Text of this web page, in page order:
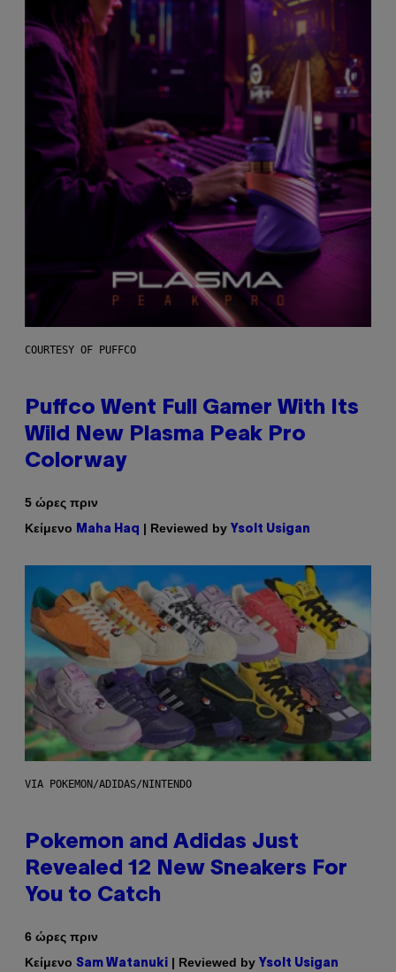
COURTESY OF PUFFCO
Puffco Went Full Gamer With Its
Wild New Plasma Peak Pro
Colorway
5 ώρες πριν
Κείμενο
Maha Haq | Reviewed by Ysolt Usigan
VIA POKEMON/ADIDAS/NINTENDO
Pokemon and Adidas Just
Revealed 12 New Sneakers For
You to Catch
6 ώρες πριν
Κείμενο Sam Watanuki | Reviewed by Ysolt Usigan